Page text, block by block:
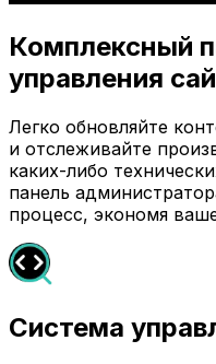
Комплексный
управления
Легко обновляйте
и отслеживайте
каких-либо
панель
процесс, экономя
Система